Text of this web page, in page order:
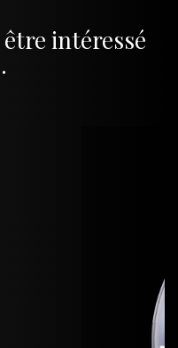
être intéressé